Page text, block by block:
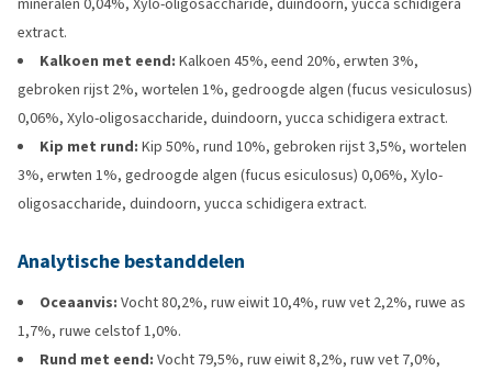
extract.
Kalkoen met eend: Kalkoen 45%, eend 20%, erwten 3%,
gebroken rijst 2%, wortelen 1%, gedroogde algen (fucus vesiculosus)
0,06%, Xylo-oligosaccharide, duindoorn, yucca schidigera extract.
Kip met rund: Kip 50%, rund 10%, gebroken rijst 3,5%, wortelen
3%, erwten 1%, gedroogde algen (fucus esiculosus) 0,06%, Xylo-
oligosaccharide, duin­doorn, yucca schidigera extract.
Analytische bestanddelen
Oceaanvis: Vocht 80,2%, ruw eiwit 10,4%, ruw vet 2,2%, ruwe as
1,7%, ruwe celstof 1,0%.
Rund met eend: Vocht 79,5%, ruw eiwit 8,2%, ruw vet 7,0%,